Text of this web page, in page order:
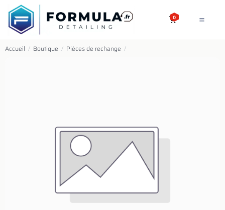
SE RENDRE AU CONTENU
0
Accueil / Boutique / Pièces de rechange /